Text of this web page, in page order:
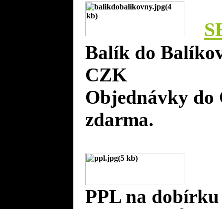
Balík do
CZK
Objednávky do
zdarma.
PPL na